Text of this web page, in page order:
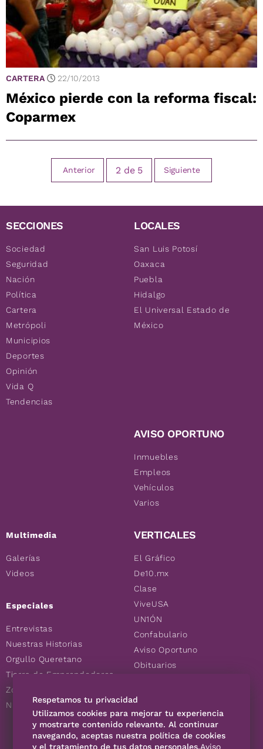
CARTERA 22/10/2013
México pierde con la reforma fiscal:
Coparmex
Anterior 2 de 5 Siguiente
SECCIONES
Sociedad
Seguridad
Nación
Política
Cartera
Metrópoli
Municipios
Deportes
Opinión
Vida Q
Tendencias
Multimedia
Galerías
Videos
Especiales
Entrevistas
Nuestras Historias
Orgullo Queretano
Tierra de Emprendedores
Zoociales
Nuevos Queretanos
LOCALES
San Luis Potosí
Oaxaca
Puebla
Hidalgo
El Universal Estado de
México
AVISO OPORTUNO
Inmuebles
Empleos
Vehículos
Varios
VERTICALES
El Gráfico
De10.mx
Clase
ViveUSA
UN1ÓN
Confabulario
Aviso Oportuno
Obituarios
Consultas
SÍGUENOS
Respetamos tu privacidad
Utilizamos cookies para mejorar tu experiencia
y mostrarte contenido relevante. Al continuar
navegando, aceptas nuestra política de cookies
y el tratamiento de tus datos personales.Aviso